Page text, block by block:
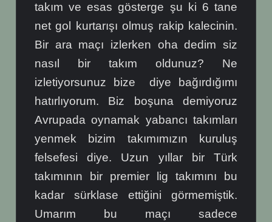
takım ve esas gösterge şu ki 6 tane
net gol kurtarışı olmuş rakip kalecinin.
Bir ara maçı izlerken oha dedim siz
nasıl bir takım oldunuz? Ne
izletiyorsunuz bize diye bağırdığımı
hatırlıyorum. Biz boşuna demiyoruz
Avrupada oynamak yabancı takımları
yenmek bizim takımımızın kuruluş
felsefesi diye. Uzun yıllar bir Türk
takımının bir premier lig takımını bu
kadar sürklase ettiğini görmemiştik.
Umarım bu maçı sadece